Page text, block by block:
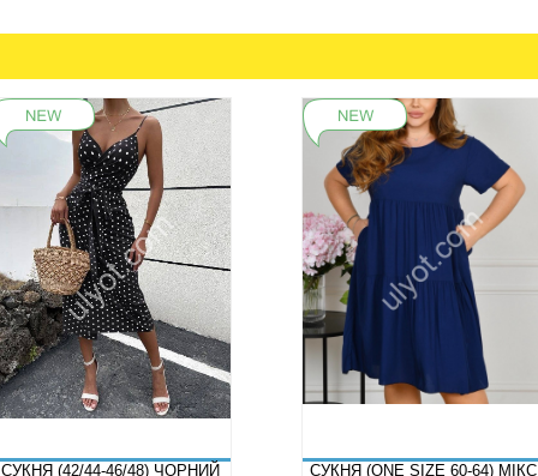
СУКНЯ (42/44-46/48) ЧОРНИЙ
СУКНЯ (ONE SIZE 60-64) МІКС